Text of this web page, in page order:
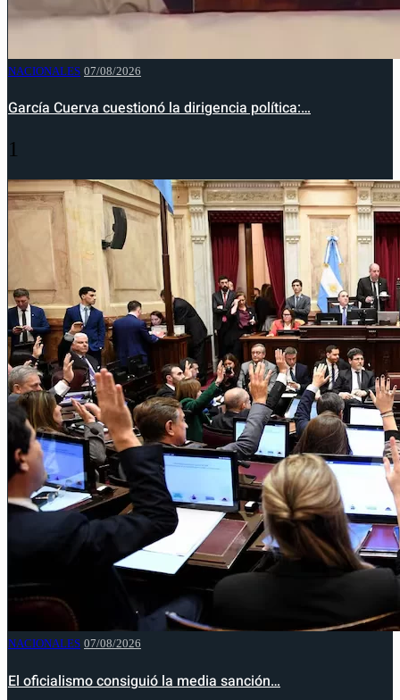
NACIONALES 07/08/2026
García Cuerva cuestionó la dirigencia política:…
1
NACIONALES 07/08/2026
El oficialismo consiguió la media sanción…